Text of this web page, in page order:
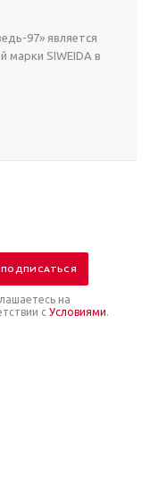
97» является
SIWEIDA в
на
с Условиями.